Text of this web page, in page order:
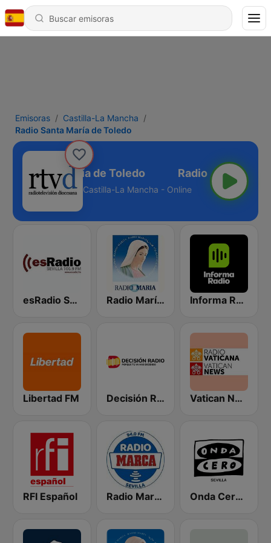
Emisoras
Castilla-La Mancha
Radio Santa María de Toledo
Santa María de Toledo
Castilla-La Mancha - Online
esRadio Sevilla Radio María España Informa Radio
Libertad FM Decisión Radio Vatican News - Español
RFI Español Radio Marca Sevilla Onda Cero Sevilla